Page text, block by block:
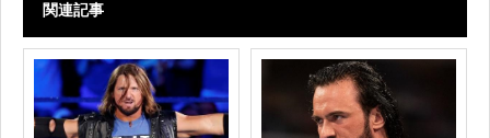
関連記事